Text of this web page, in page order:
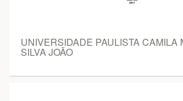
UNIVERSIDADE PAULISTA CAMILA
SILVA JOÃO